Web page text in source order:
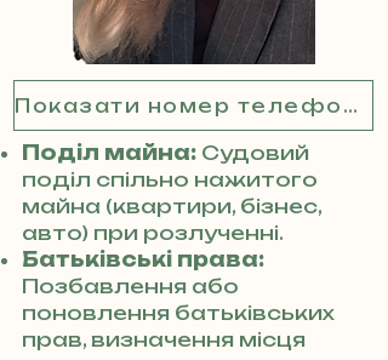
Показати номер телефону
Поділ майна: Судовий
поділ спільно нажитого
майна (квартири, бізнес,
авто) при розлученні.
Батьківські права:
Позбавлення або
поновлення батьківських
прав, визначення місця